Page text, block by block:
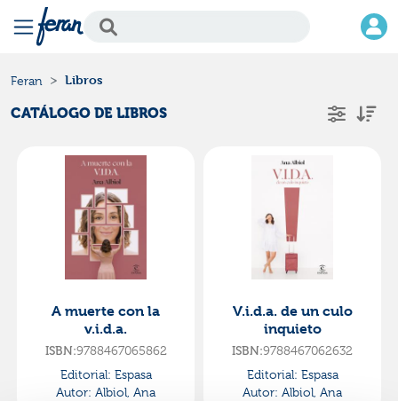
Feran Libros
CATÁLOGO DE LIBROS
A muerte con la
v.i.d.a.
ISBN:9788467065862
Editorial: Espasa
Autor: Albiol, Ana
V.i.d.a. de un culo
inquieto
ISBN:9788467062632
Editorial: Espasa
Autor: Albiol, Ana